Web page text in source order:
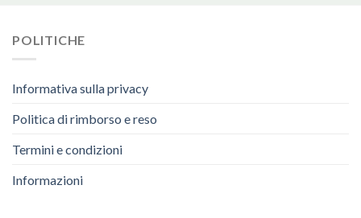
POLITICHE
Informativa sulla privacy
Politica di rimborso e reso
Termini e condizioni
Informazioni